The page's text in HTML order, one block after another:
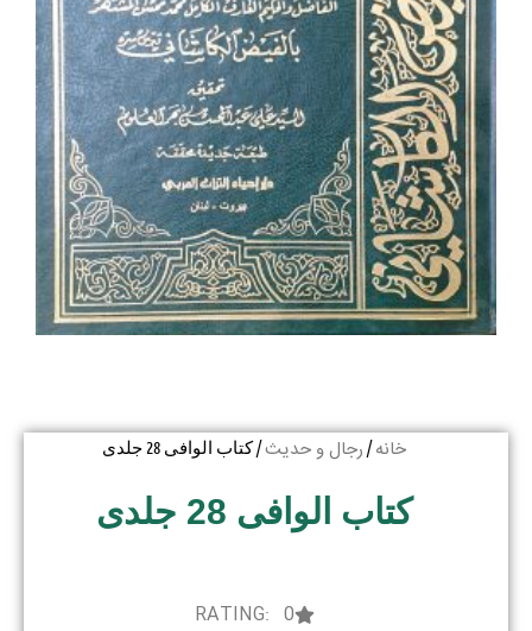
خانه/ رجال و حدیث/ کتاب الوافی 28 جلدی
کتاب الوافی 28 جلدی
RATING: 0